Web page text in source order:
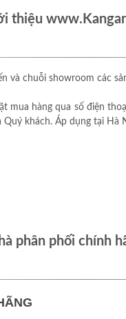
thiệu
và chuỗi showroom các
hàng qua số điện
khách. Áp dụng tại Hà
phân phối chính